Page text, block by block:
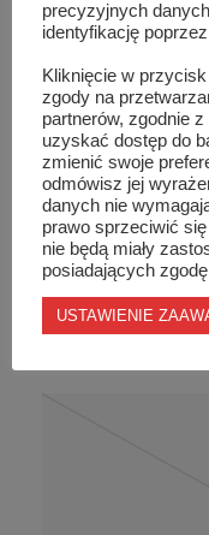
Fotografii
Ośrodek Kultury w
Płaneta, lablab –
Empresse, Fall
Podobne wpisy
precyzyjnych
identyfikację
Kliknięcie w
zgody na
partnerów, zgodnie
uzyskać dostęp do
zmienić swoje
odmówisz jej
danych nie
prawo sprzeciwić
nie będą miały
posiadających
USTAWIENIE